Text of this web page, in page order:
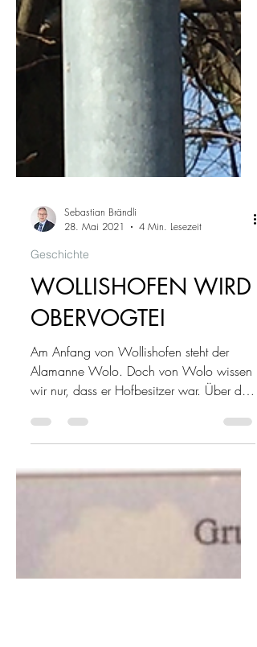
Sebastian Brändli
28. Mai 2021
4 Min. Lesezeit
Geschichte
WOLLISHOFEN WIRD
OBERVOGTEI
Am Anfang von Wollishofen steht der